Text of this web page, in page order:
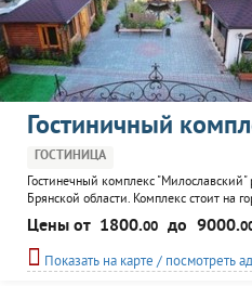
Гостиничный
ГОСТИНИЦА
Гостинечный комплекс
Брянской области. Комплекс стоит на
К услугам посетителей гостиничные
а так же ресторан, летнее кафе и сауна.
совещаний, презенцаций оборудован
услуга, встреча иногородних гостей и
Цены от 1800.00 до 9000.
Показать на карте / посмотреть